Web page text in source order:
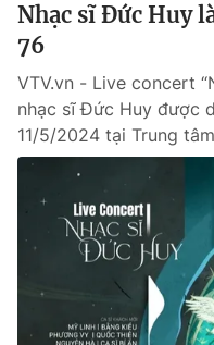
Góc doanh nghiệp
Truyền hình
Phim VTV
Hậu trường
Nhân vật
Giải sao mai
Giải trí
Điện ảnh
Âm nhạc
Sao
Đời sống
Làm đẹp
Chất lượng cuộc sống
Giáo dục
Tuyển sinh
Học trực tuyến
Công nghệ
Hitech Công nghệ
Giao lưu trực tuyến
Nhạc sĩ Đức Huy
76
VTV.vn - Live concert
nhạc sĩ Đức Huy được
11/5/2024 tại Trung